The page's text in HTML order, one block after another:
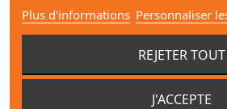
Plus d'informations Personnaliser
REJETER TOUT
J'ACCEPTE